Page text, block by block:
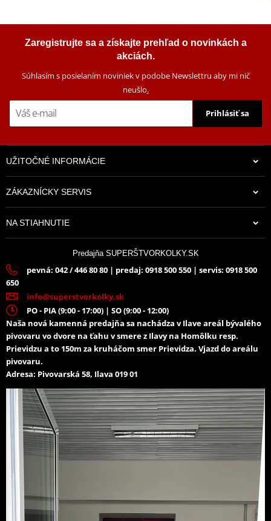
Na sklade
Sada vodítko reťazi/lízatko
reťazi POLISPORT čierna
33,98 €
Na sklade
Sada vodítko reťaze / lízatko
reťaze / lízatko reťaze
husqvarna modrá
35,93 €
Na objednávku
Sada vodítko reťazi/lízatko
Zaregistrujte sa a získajte prehľad o novinkách a
akciách.
Súhlasím s posielaním noviniek v podobe Newslettru aby mi nič
neušlo.
Prihlásiť sa
UŽITOČNÉ INFORMÁCIE
ZÁKAZNÍCKY SERVIS
NA STIAHNUTIE
Predajňa SUPERŠTVORKOLKY.SK
pevná: 042 / 446 80 80 | predaj: 0918 500 550 | servis: 0918 500
650
info@superstvorkolky.sk
PO - PIA (9:00 - 17:00) | SO (9:00 - 12:00)
Naša nová kamenná predajňa sa nachádza v Ilave areál bývalého
pivovaru vo dvore na ťahu v smere z Ilavy na Homôlku resp.
Prievidzu a to 150m za kruháčom smer Prievidza. Vjazd do areálu
pivovaru.
Adresa: Pivovarská 58, Ilava 019 01